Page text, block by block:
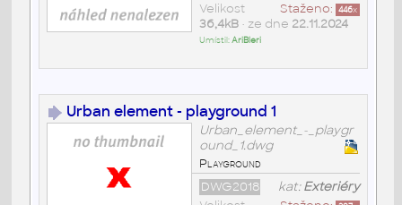
Staženo: 446x
Velikost
36,4kB• ze dne 22.11.2024
Umístil:AriBleri
Urban element - playground 1
Urban_element_-_playgr
ound_1.dwg
Playground
kat:Exteriéry
DWG2018